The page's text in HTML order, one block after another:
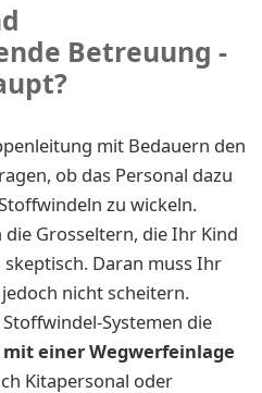
Betreuung -
mit Bedauern den
ob das Personal dazu
zu wickeln.
Grosseltern, die Ihr Kind
Daran muss Ihr
nicht scheitern.
Systemen die
einer Wegwerfeinlage
Kitapersonal oder